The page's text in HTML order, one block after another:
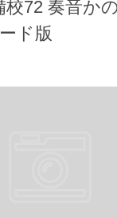
72 奏音か
ド版